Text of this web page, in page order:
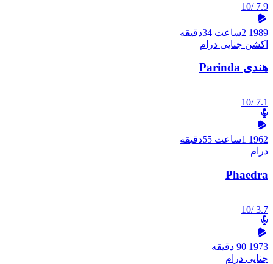
7.9
/10
1989 2ساعت 34دقیقه
اکشن جنایی درام
هندی Parinda
7.1
/10
1962 1ساعت 55دقیقه
درام
Phaedra
3.7
/10
1973 90 دقیقه
جنایی درام